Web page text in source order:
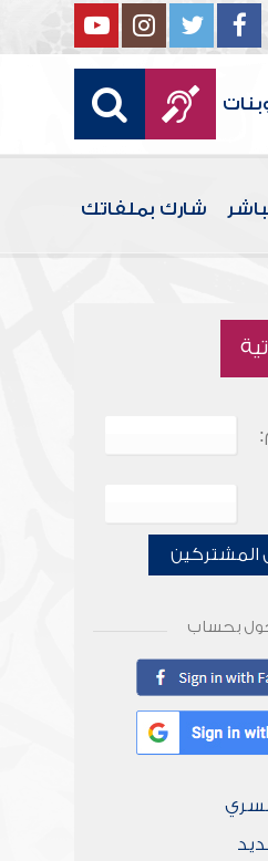
شارك بملفاتك
المشتركين
بحساب